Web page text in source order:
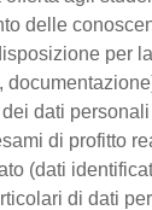
delle
per
dei dati
di profitto
(dati
di dati